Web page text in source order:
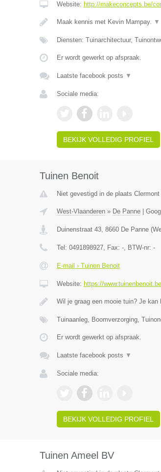
Website: http://makeconcepts.be/
Maak kennis met Kevin Mampay. ▼
Diensten: Tuinarchitectuur,
Er wordt gewerkt op afspraak.
Laatste facebook posts ▼
Sociale media:
BEKIJK VOLLEDIG PROFIEL
Tuinen Benoit
Niet gevestigd in de plaats
West-Vlaanderen» De Panne|
Duinenstraat 43, 8660 De Panne(
Tel: 0491898927, Fax: -, BTW-nr: -
E-mail › Tuinen Benoit
Website: https://
Wil je graag een mooie tuin? Je kan
Tuinaanleg, Boomverzorging,
Er wordt gewerkt op afspraak.
Laatste facebook posts ▼
Sociale media:
BEKIJK VOLLEDIG PROFIEL
Tuinen Ameel BV